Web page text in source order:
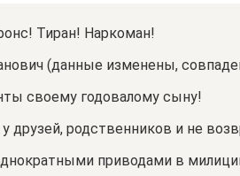
Тиран! Наркоман!
(данные изменены,
своему годовалому сыну!
друзей, родственников и не
приводами в